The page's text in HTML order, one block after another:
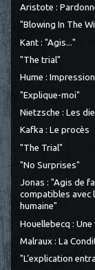
Aristote :
"Blowing In The
Kant : "Agis..."
"The trial"
Hume :
"Explique-moi"
Nietzsche : Les
Kafka : Le procès
"The Trial"
"No Surprises"
Jonas : "Agis de
compatibles avec
humaine"
Houellebecq :
Malraux : La
"L’explication